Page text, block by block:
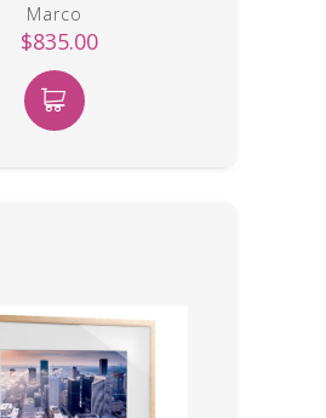
Marco
$835.00